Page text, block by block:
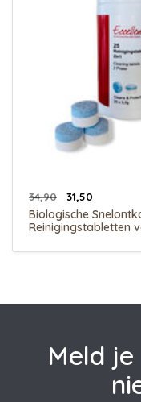
34,90 31,50
Biologische
Reinigingstabletten
Meld